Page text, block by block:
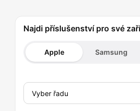
Najdi příslušenství pro své
Apple Samsung